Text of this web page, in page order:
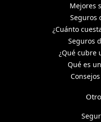
Mejores
Seguros
¿Cuánto
Seguros
¿Qué cubre
Qué es